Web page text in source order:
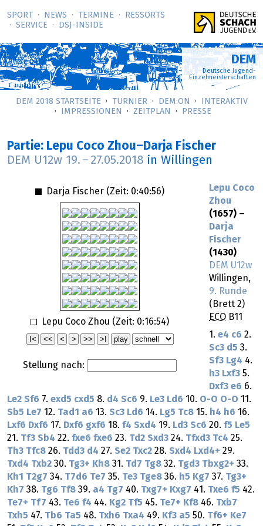
SPORT NEWS TERMINE
RESSORTS
SERVICE
DSJ-­INSIDE
DEM
Deutsche Jugend-
Einzelmeisterschaften
DEM 2018 STARTSEITE TURNIER DEM:ON
INTERAKTIV
IMPRESSIONEN
ZEITPLAN PRESSE
Partie: Lepu Coco Zhou–Darja Fischer
DEM U12w 19. – 27.05.2018 in Willingen
Darja Fischer (Zeit: 0:40:56)
Lepu Coco Zhou (Zeit: 0:16:54)
Stellung nach:
Lepu Coco
Zhou
(1657) –
Darja
Fischer
(1430)
DEM U12w
Willingen,
9. Runde
(Brett 2)
ECO B11
1. e4 c6 2.
Sc3 d5 3.
Sf3 Lg4 4.
h3 Lxf3 5.
Dxf3 e6 6.
Le2 Sf6 7. exd5 cxd5 8. d4 Sc6 9. Le3 Ld6 10. O-O O-O 11.
Sb5 Le7 12. Tad1 a6 13. Sc3 Ld6 14. Lg5 Tc8 15. h4 h6 16.
Lxf6 Dxf6 17. Dxf6 gxf6 18. f4 Sxd4 19. Ld3 Sc6 20. f5 Le5
21. Tf3 Sb4 22. fxe6 fxe6 23. Td2 Sxd3 24. Tfxd3 Tc4 25.
Th3 Tfc8 26. Tdd3 d4 27. Se2 Txc2 28. Sxd4 Lxd4+ 29.
Txd4 Txb2 30. Tg3+ Kh8 31. Td7 Tg8 32. Tgd3 Tbxg2+ 33.
Kh1 T2g7 34. T7d6 Te7 35. Te3 Tge8 36. h5 Kg7 37. Tg3+
Kh7 38. Tg6 Tf8 39. a4 Tg7 40. Txg7+ Kxg7 41. Txe6 f5 42.
Te7+ Tf7 43. Te6 f4 44. Kg2 Tf5 45. Te7+ Kf8 46. Txb7
Txh5 47. Tb6 Ta5 48. Txh6 Txa4 49. Kf3 a5 50. Tf6+ Ke7